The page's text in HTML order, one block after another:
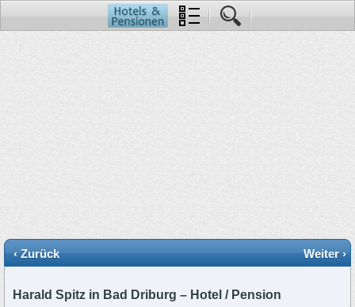
‹ Zurück Weiter ›
Harald Spitz in Bad Driburg – Hotel / Pension